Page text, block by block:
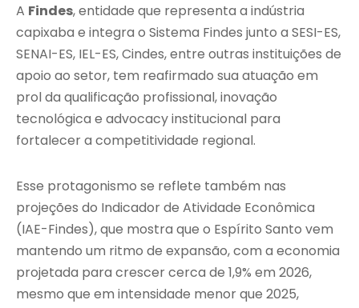
A Findes, entidade que representa a indústria
capixaba e integra o Sistema Findes junto a SESI-ES,
SENAI-ES, IEL-ES, Cindes, entre outras instituições de
apoio ao setor, tem reafirmado sua atuação em
prol da qualificação profissional, inovação
tecnológica e advocacy institucional para
fortalecer a competitividade regional.
Esse protagonismo se reflete também nas
projeções do Indicador de Atividade Econômica
(IAE-Findes), que mostra que o Espírito Santo vem
mantendo um ritmo de expansão, com a economia
projetada para crescer cerca de 1,9% em 2026,
mesmo que em intensidade menor que 2025,